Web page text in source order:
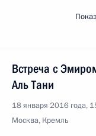
Встреча с
Аль Тани
18 января 2016 года,
Москва, Кремль